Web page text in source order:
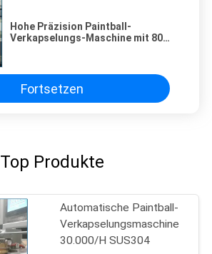
Hohe Präzision Paintball-
Verkapselungs-Maschine mit 8000
Fortsetzen
Top Produkte
Automatische Paintball-
Verkapselungsmaschine
30.000/H SUS304